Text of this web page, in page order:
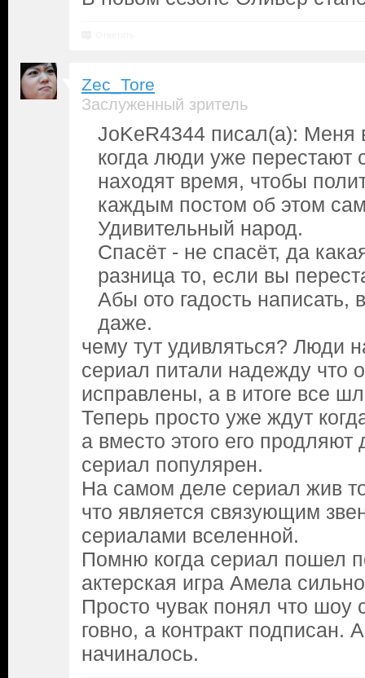
Zec_Tore
Заслуженный зритель
JoKeR4344 писал(а): Меня
когда люди уже перестают
находят время, чтобы
каждым постом об этом
Удивительный народ.
Спасёт - не спасёт, да
разница то, если вы
Абы ото гадость написать,
даже.
чему тут удивляться? Люди
сериал питали надежду что
исправлены, а в итоге все
Теперь просто уже ждут
а вместо этого его
сериал популярен.
На самом деле сериал жив
что является связующим
сериалами вселенной.
Помню когда сериал пошел
актерская игра Амела
Просто чувак понял что шоу
говно, а контракт подписан.
начиналось.